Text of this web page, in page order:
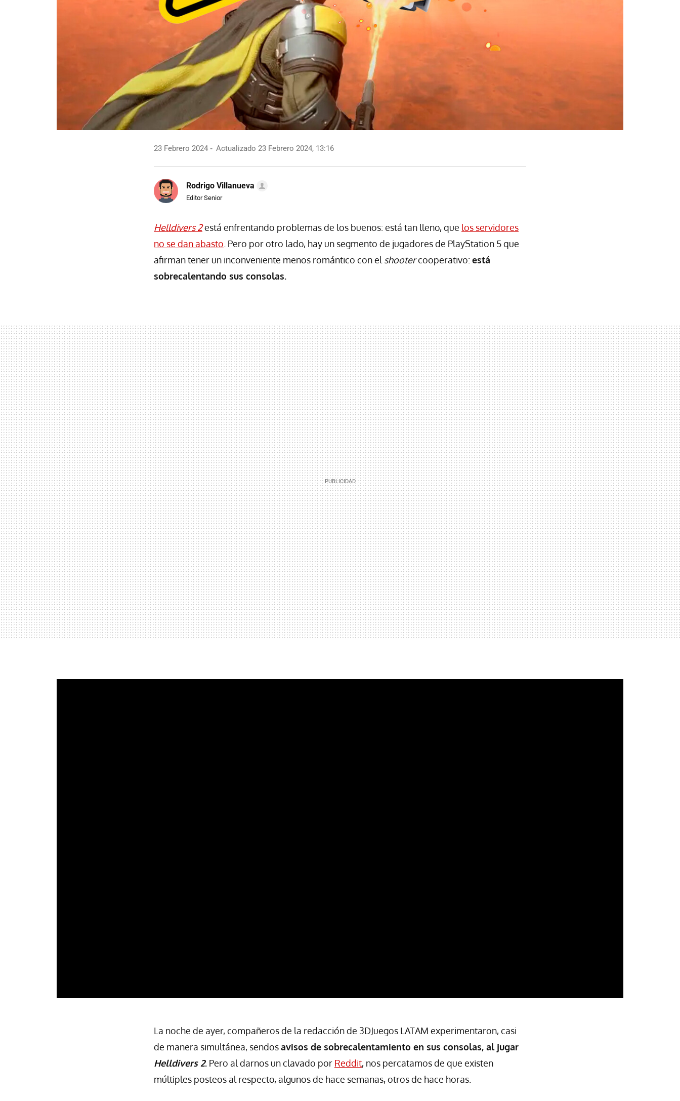
23 Febrero 2024 Actualizado 23 Febrero 2024, 13:16
Rodrigo Villanueva
Editor Senior
Helldivers 2está enfrentando problemas de los buenos: está tan lleno, que los servidores
no se dan abasto . Pero por otro lado, hay un segmento de jugadores de PlayStation 5 que
afirman tener un inconveniente menos romántico con el shootercooperativo: está
sobrecalentando sus consolas.
La noche de ayer, compañeros de la redacción de 3DJuegos LATAM experimentaron, casi
de manera simultánea, sendosavisos de sobrecalentamiento en sus consolas, al jugar
Helldivers 2. Pero al darnos un clavado por Reddit, nos percatamos de que existen
múltiples posteos al respecto, algunos de hace semanas, otros de hace horas.